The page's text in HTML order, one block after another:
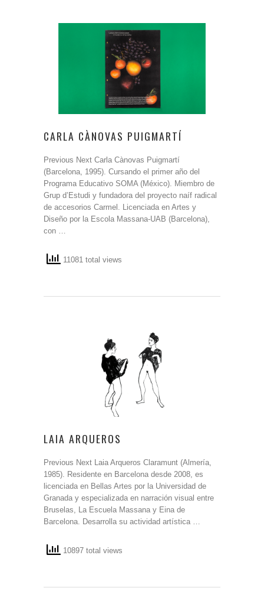
CARLA CÀNOVAS PUIGMARTÍ
Previous Next Carla Cànovas Puigmartí
(Barcelona, ​​1995). Cursando el primer año del
Programa Educativo SOMA (México). Miembro de
Grup d’Estudi y fundadora del proyecto naíf radical
de accesorios Carmel. Licenciada en Artes y
Diseño por la Escola Massana-UAB (Barcelona),
con …
11081 total views
LAIA ARQUEROS
Previous Next Laia Arqueros Claramunt (Almería,
1985). Residente en Barcelona desde 2008, es
licenciada en Bellas Artes por la Universidad de
Granada y especializada en narración visual entre
Bruselas, La Escuela Massana y Eina de
Barcelona. Desarrolla su actividad artística …
10897 total views